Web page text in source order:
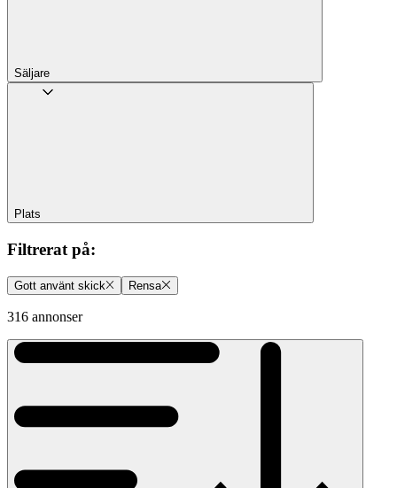
Säljare
Plats
Filtrerat på:
Gott använt skick Rensa
316 annonser